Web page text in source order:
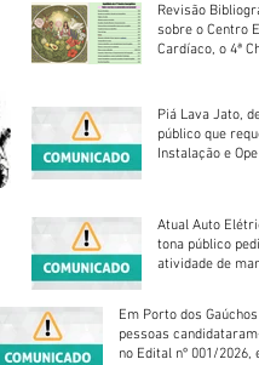
Revisão
sobre o Centro
Cardíaco, o 4ª
Piá Lava Jato,
público que
Instalação e
Atual Auto
tona público
atividade de
Em Porto dos
pessoas
no Edital nº 001/2026,